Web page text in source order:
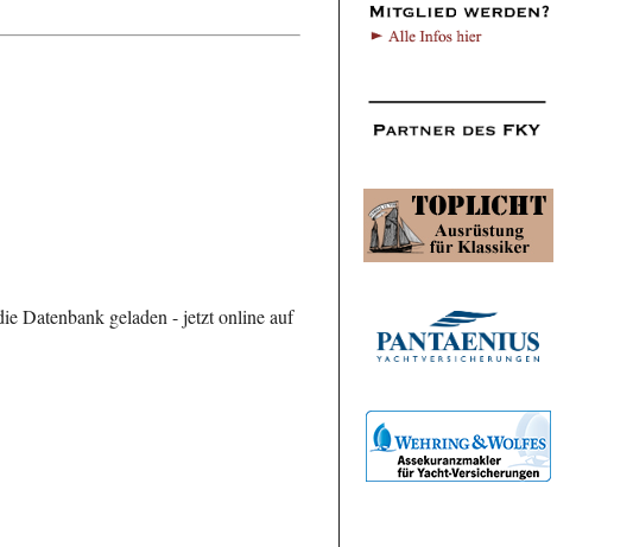
Datenbank geladen - jetzt online auf